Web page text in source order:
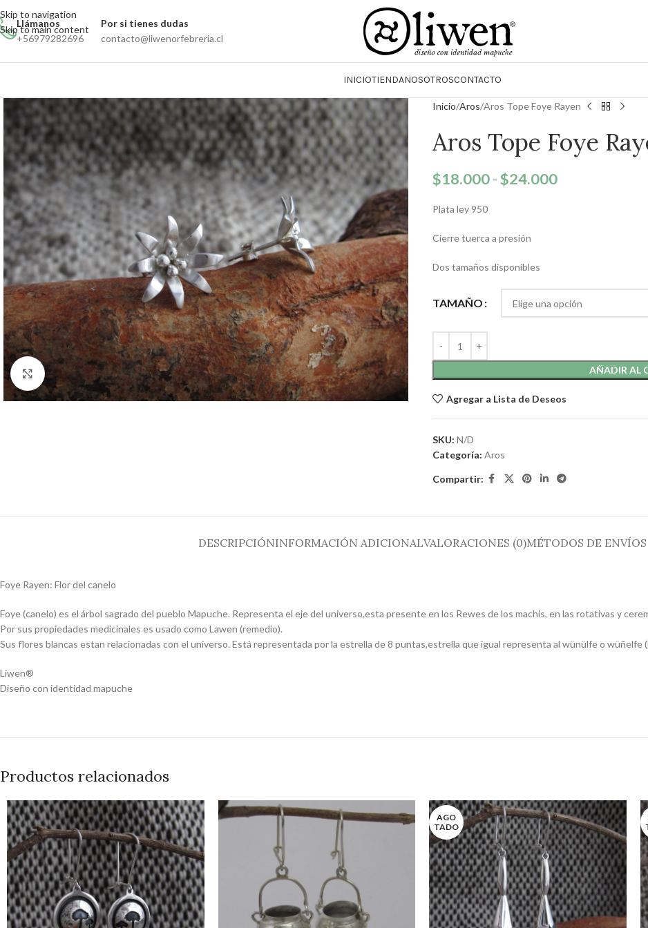
Skip to navigation
Skip to main content
Llámanos
+56979282696
Por si tienes dudas
contacto@liwenorfebreria.cl
INICIOTIENDANOSOTROSCONTACTO
Clic para ampliar
Inicio Aros Aros Tope Foye Rayen
Aros Tope Foye
$18.000-$24.000
Plata ley 950
Cierre tuerca a presión
Dos tamaños disponibles
TAMAÑO
AÑADIR AL
Agregar a Lista de Deseos
SKU: N/D
Categoría: Aros
Compartir:
DESCRIPCIÓNINFORMACIÓN ADICIONALVALORACIONES (0)MÉTODOS DE ENVÍOS
Foye Rayen: Flor del canelo
Foye (canelo) es el árbol sagrado del pueblo Mapuche. Representa el eje del universo,esta presente en los Rewes de los machis, en las rotativas y
Por sus propiedades medicinales es usado como Lawen (remedio).
Sus flores blancas estan relacionadas con el universo. Está representada por la estrella de 8 puntas,estrella que igual representa al wünülfe o wüñelfe
Liwen®
Diseño con identidad mapuche
Productos relacionados
AGO
TADO